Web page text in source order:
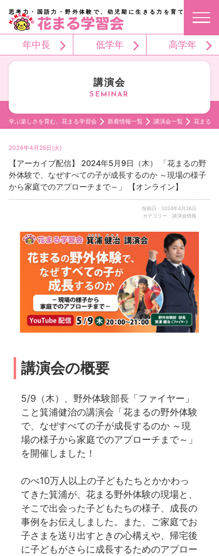
思考力・国語力・野外体験で、幼児期に生きる力を育てる。
年中長 低学年 高学年
講演会
学ぶ楽しさを育む。花まる学習会 新着情報一覧 講演会一覧 花まるの
2024年4月26日(火)
【アーカイブ配信】 2024年5月9日（木） 「花まるの野
外体験で、なぜすべての子が成長するのか ～現場の様子
から家庭でのアプローチまで～」 【オンライン】
投稿日：2024年4月26日
カテゴリー：講演会情報
講演会の概要
5/9（木）、野外体験部長「ファイヤー」
こと箕浦健治の講演会「花まるの野外体験
で、なぜすべての子が成長するのか ～現
場の様子から家庭でのアプローチまで～」
を開催しました！
のべ10万人以上の子どもたちとかかわっ
てきた箕浦が、花まる野外体験の現場と、
そこで出会った子どもたちの様子、成長の
事例をお伝えしました。また、ご家庭でお
子さまを送り出すときの心構えや、帰宅後
に子どもがさらに成長するためのアプロー